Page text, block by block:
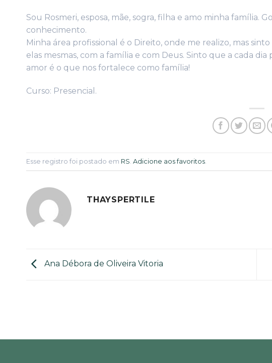
Sou Rosmeri, esposa, mãe, sogra, filha e amo minha família.
conhecimento.
Minha área profissional é o Direito, onde me realizo, mas
elas mesmas, com a família e com Deus. Sinto que a cada
amor é o que nos fortalece como família!
Curso: Presencial.
Esse registro foi postado em RS Adicione aos favoritos
THAYSPERTILE
Ana Débora de Oliveira Vitoria